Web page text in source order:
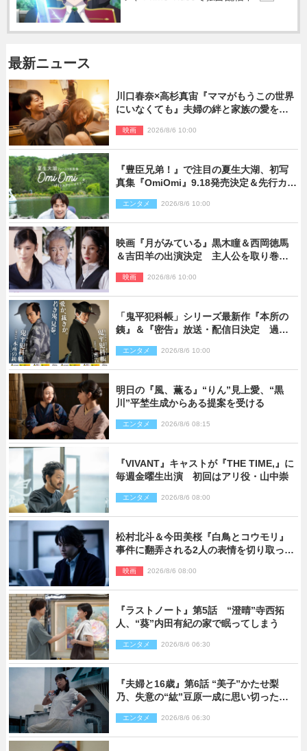
最新ニュース
川口春奈×高杉真宙『ママがもうこの世界
にいなくても』夫婦の絆と家族の愛を映
映画 2026/8/6 10:00
『豊臣兄弟！』で注目の夏生大湖、初写
真集『OmiOmi』9.18発売決定＆先行カッ
エンタメ 2026/8/6 10:00
映画『月がみている』黒木瞳＆西岡徳馬
＆吉田羊の出演決定 主人公を取り巻く
映画 2026/8/6 10:00
「鬼平犯科帳」シリーズ最新作『本所の
銕』＆『密告』放送・配信日決定 過去
エンタメ 2026/8/6 10:00
明日の『風、薫る』“りん”見上愛、“黒
川”平埜生成からある提案を受ける
エンタメ 2026/8/6 08:15
『VIVANT』キャストが『THE TIME,』に
毎週金曜生出演 初回はアリ役・山中崇
エンタメ 2026/8/6 08:00
松村北斗＆今田美桜『白鳥とコウモリ』
事件に翻弄される2人の表情を切り取った
映画 2026/8/6 08:00
『ラストノート』第5話 “澄晴”寺西拓
人、“葵”内田有紀の家で眠ってしまう
エンタメ 2026/8/6 06:30
『夫婦と16歳』第6話 “美子”かたせ梨
乃、失意の“紘”豆原一成に思い切ったプ
エンタメ 2026/8/6 06:30